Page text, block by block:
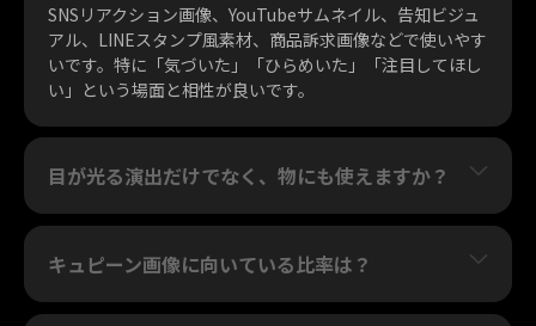
SNSリアクション画像、YouTubeサムネイル、告知ビジュ
アル、LINEスタンプ風素材、商品訴求画像などで使いやす
いです。特に「気づいた」「ひらめいた」「注目してほし
い」という場面と相性が良いです。
目が光る演出だけでなく、物にも使えますか？
キュピーン画像に向いている比率は？